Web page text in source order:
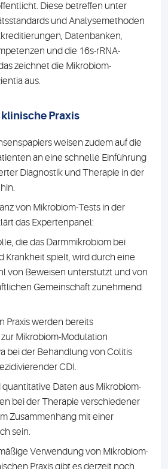
Diese betreffen unter
und Analysemethoden
Datenbanken,
und die 16s-rRNA-
zeichnet die Mikrobiom-
aus.
klinische Praxis
weisen zudem auf die
an eine schnelle Einführung
Diagnostik und Therapie in der
von Mikrobiom-Tests in der
das Expertenpanel:
die das Darmmikrobiom bei
Krankheit spielt, wird durch eine
von Beweisen unterstützt und von
Gemeinschaft zunehmend
Praxis werden bereits
Mikrobiom-Modulation
bei der Behandlung von Colitis
CDI.
Daten aus Mikrobiom-
bei der Therapie verschiedener
Zusammenhang mit einer
sein.
Verwendung von Mikrobiom-
Praxis gibt es derzeit noch